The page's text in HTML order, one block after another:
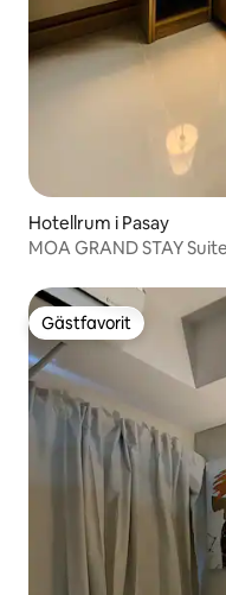
Hotellrum i Pasay
MOA GRAND STAY
Gästfavorit
Gästfavorit